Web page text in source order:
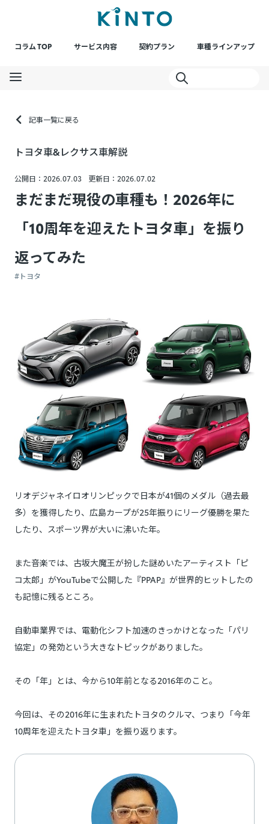
コラム TOP サービス内容 契約プラン 車種ラインアップ
記事一覧に戻る
トヨタ車&レクサス車解説
公開日：2026.07.03 更新日：2026.07.02
まだまだ現役の車種も！2026年に
「10周年を迎えたトヨタ車」を振り
返ってみた
#トヨタ
リオデジャネイロオリンピックで日本が41個のメダル（過去最
多）を獲得したり、広島カープが25年振りにリーグ優勝を果た
したり、スポーツ界が大いに沸いた年。
また音楽では、古坂大魔王が扮した謎めいたアーティスト「ピ
コ太郎」がYouTubeで公開した『PPAP』が世界的ヒットしたの
も記憶に残るところ。
自動車業界では、電動化シフト加速のきっかけとなった「パリ
協定」の発効という大きなトピックがありました。
その「年」とは、今から10年前となる2016年のこと。
今回は、その2016年に生まれたトヨタのクルマ、つまり「今年
10周年を迎えたトヨタ車」を振り返ります。